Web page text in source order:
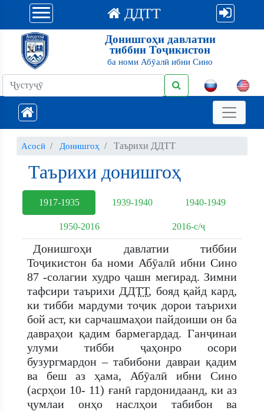
ДДТТ
Донишгоҳи давлатии
тиббии Тоҷикистон
ба номи Абӯалӣ ибни Сино
Асосӣ Донишгоҳ Таърихи ДДТТ
Таърихи донишгоҳ
1917-1935 1939-1940 1940-1949
1950-2016 2016-с/ҷ
Донишгоҳи давлатии тиббии
Тоҷикистон ба номи Абӯалӣ ибни Сино
87 -солагии худро ҷашн мегирад. Зимни
тафсири таърихи ДДТТ, бояд қайд кард,
ки тибби мардуми тоҷик дорои таърихи
бой аст, ки сарчашмаҳои пайдоиши он ба
давраҳои қадим бармегардад. Ганҷинаи
улуми тибби ҷаҳонро осори
бузургмардон – табибони давраи қадим
ва беш аз ҳама, Абӯалӣ ибни Сино
(асрҳои 10- 11) ғанӣ гардонидаанд, ки аз
ҷумлаи онҳо наслҳои табибон ва